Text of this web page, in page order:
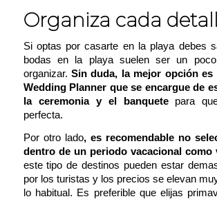
Organiza cada
Si optas por casarte en la playa debes
bodas en la playa suelen ser un
organizar.Sin duda, la mejor opción es
Wedding Planner que se encargue de
la ceremonia y el banquetepara
perfecta.
Por otro lado, es recomendable no
dentro de un periodo vacacional
este tipo de destinos pueden estar
por los turistas y los precios se elevan
lo habitual. Es preferible que elijas